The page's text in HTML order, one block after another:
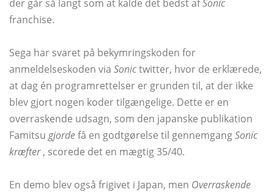
der går så langt som at kalde det bedst afSonic
franchise.
Sega har svaret på bekymringskoden for
anmeldelseskoden via Sonictwitter, hvor de erklærede,
at dag én programrettelser er grunden til, at der ikke
blev gjort nogen koder tilgængelige. Dette er en
overraskende udsagn, som den japanske publikation
Famitsu gjordefå en godtgørelse til gennemgangSonic
kræfter, scorede det en mægtig 35/40.
En demo blev også frigivet i Japan, men Overraskende